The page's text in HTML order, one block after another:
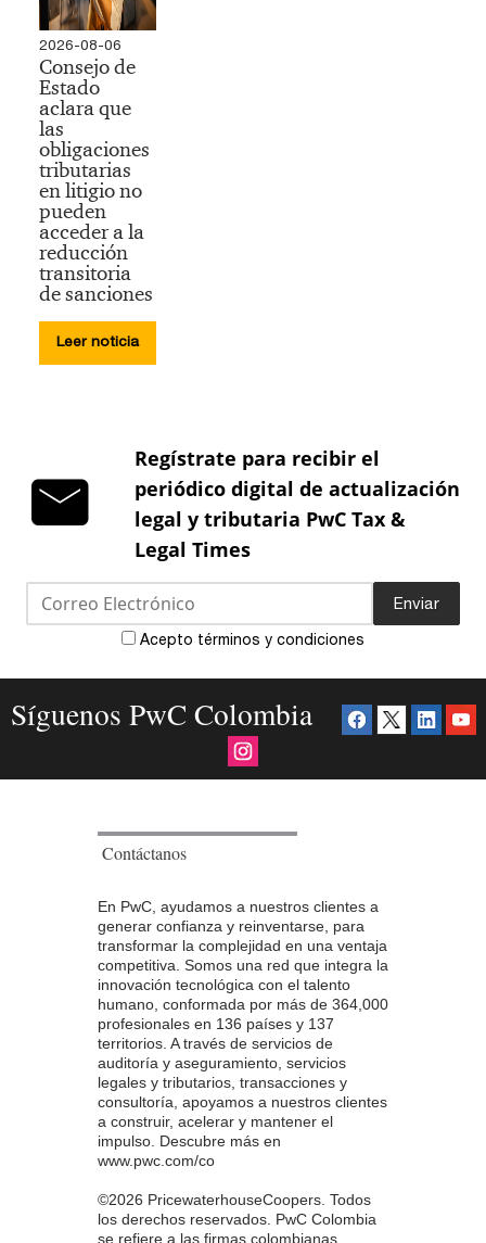
2026-08-06
Consejo de
Estado
aclara que
las
obligaciones
tributarias
en litigio no
pueden
acceder a la
reducción
transitoria
de sanciones
Leer noticia
Regístrate para recibir el
periódico digital de actualización
legal y tributaria PwC Tax &
Legal Times
Enviar
Acepto términos y condiciones
Síguenos PwC Colombia
Contáctanos
En PwC, ayudamos a nuestros clientes a
generar confianza y reinventarse, para
transformar la complejidad en una ventaja
competitiva. Somos una red que integra la
innovación tecnológica con el talento
humano, conformada por más de 364,000
profesionales en 136 países y 137
territorios. A través de servicios de
auditoría y aseguramiento, servicios
legales y tributarios, transacciones y
consultoría, apoyamos a nuestros clientes
a construir, acelerar y mantener el
impulso. Descubre más en
www.pwc.com/co
©2026 PricewaterhouseCoopers. Todos
los derechos reservados. PwC Colombia
se refiere a las firmas colombianas